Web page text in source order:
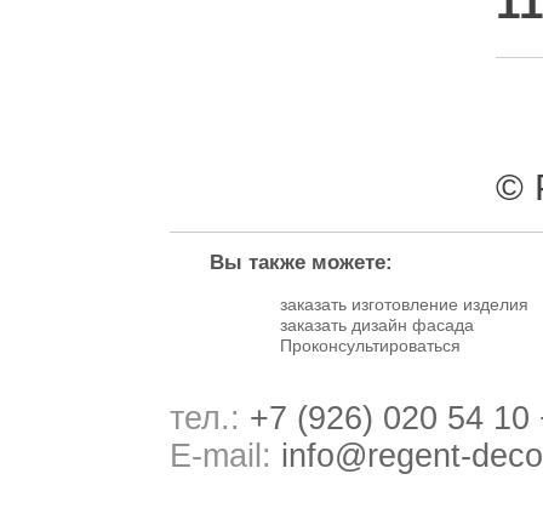
©
Вы также можете:
заказать изготовление изделия
заказать дизайн фасада
Проконсультироваться
тел.: +7 (926) 020 54 10
E-mail: info@regent-